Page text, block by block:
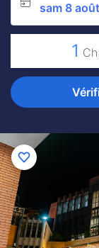
sam 8 août
1